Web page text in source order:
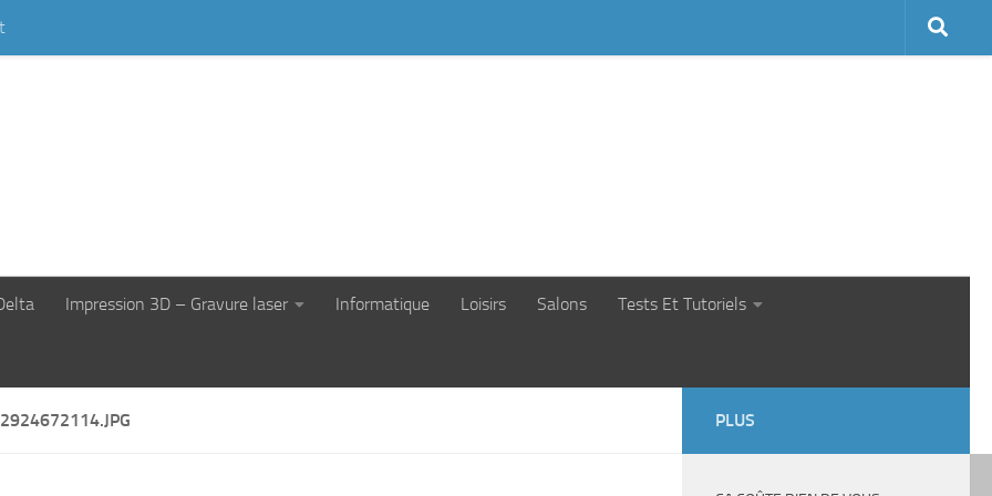
Impression 3D – Gravure laser Informatique Loisirs Salons Tests Et Tutoriels
PLUS